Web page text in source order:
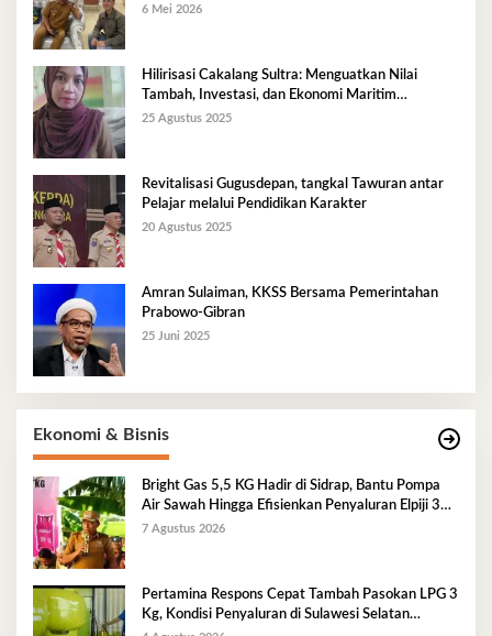
6 Mei 2026
Hilirisasi Cakalang Sultra: Menguatkan Nilai
Tambah, Investasi, dan Ekonomi Maritim
Berkelanjutan
25 Agustus 2025
Revitalisasi Gugusdepan, tangkal Tawuran antar
Pelajar melalui Pendidikan Karakter
20 Agustus 2025
Amran Sulaiman, KKSS Bersama Pemerintahan
Prabowo-Gibran
25 Juni 2025
Ekonomi & Bisnis
Bright Gas 5,5 KG Hadir di Sidrap, Bantu Pompa
Air Sawah Hingga Efisienkan Penyaluran Elpiji 3
Kg
7 Agustus 2026
Pertamina Respons Cepat Tambah Pasokan LPG 3
Kg, Kondisi Penyaluran di Sulawesi Selatan